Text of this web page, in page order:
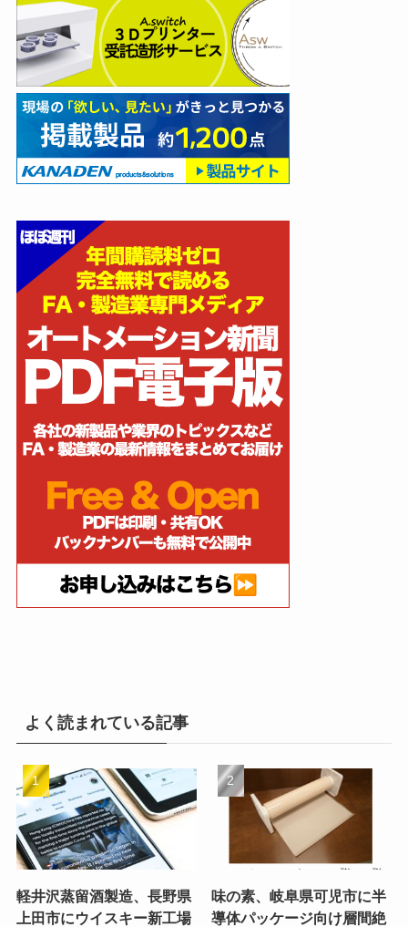
よく読まれている記事
軽井沢蒸留酒製造、長野県
上田市にウイスキー新工場
味の素、岐阜県可児市に半
導体パッケージ向け層間絶